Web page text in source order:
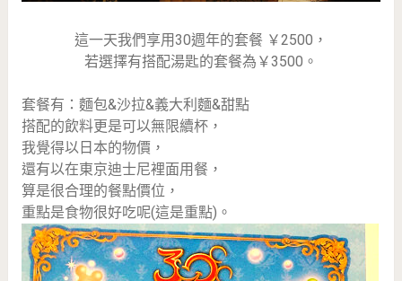
這一天我們享用30週年的套餐 ￥2500，
若選擇有搭配湯匙的套餐為￥3500。
套餐有：麵包&沙拉&義大利麵&甜點
搭配的飲料更是可以無限續杯，
我覺得以日本的物價，
還有以在東京迪士尼裡面用餐，
算是很合理的餐點價位，
重點是食物很好吃呢(這是重點)。